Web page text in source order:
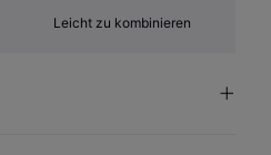
Leicht zu kombinieren